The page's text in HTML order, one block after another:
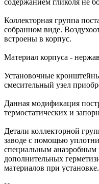
Коллекторная группа
собранном виде.
встроены в корпус.
Материал корпуса -
Установочные
смесительный узел
Данная модификация
термостатических и
Детали коллекторной
заводе с помощью
специальным анаэробным
дополнительных
материалов при установке.